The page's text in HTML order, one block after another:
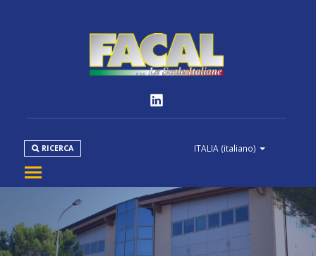
ITALIA (italiano)
RICERCA
PRODOTTI
NORMATIVE